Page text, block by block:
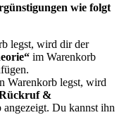
wie folgt
legst, wird dir der
im Warenkorb
Warenkorb legst, wird
&
angezeigt. Du kannst ihn